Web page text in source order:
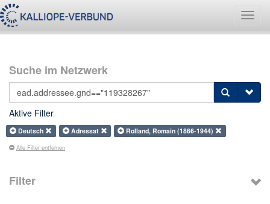
Suche im Netzwerk
Aktive Filter
Deutsch Adressat Rolland, Romain (1866-1944)
Alle Filter entfernen
Filter